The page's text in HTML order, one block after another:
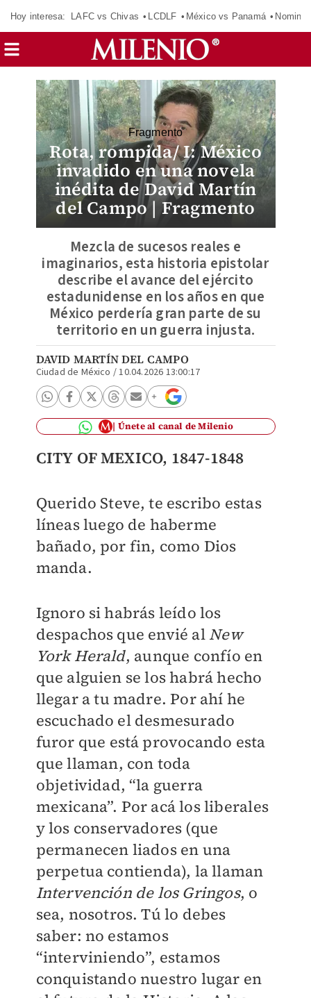
Hoy interesa: LAFC vs Chivas LCDLF México vs Panamá
Rota, rompida/ I: México
invadido en una novela
inédita de David Martín
del Campo | Fragmento
Fragmento
Mezcla de sucesos reales e
imaginarios, esta historia epistolar
describe el avance del ejército
estadunidense en los años en que
México perdería gran parte de su
territorio en un guerra injusta.
DAVID MARTÍN DEL CAMPO
Ciudad de México /10.04.2026 13:00:17
Únete al canal de Milenio
CITY OF MEXICO, 1847-1848
Querido Steve, te escribo estas
líneas luego de haberme
bañado, por fin, como Dios
manda.
Ignoro si habrás leído los
despachos que envié al New
York Herald, aunque confío en
que alguien se los habrá hecho
llegar a tu madre. Por ahí he
escuchado el desmesurado
furor que está provocando esta
que llaman, con toda
objetividad, “la guerra
mexicana”. Por acá los liberales
y los conservadores (que
permanecen liados en una
perpetua contienda), la llaman
Intervención de los Gringos, o
sea, nosotros. Tú lo debes
saber: no estamos
“interviniendo”, estamos
conquistando nuestro lugar en